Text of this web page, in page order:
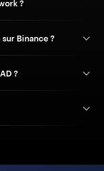
?
Binance ?
?